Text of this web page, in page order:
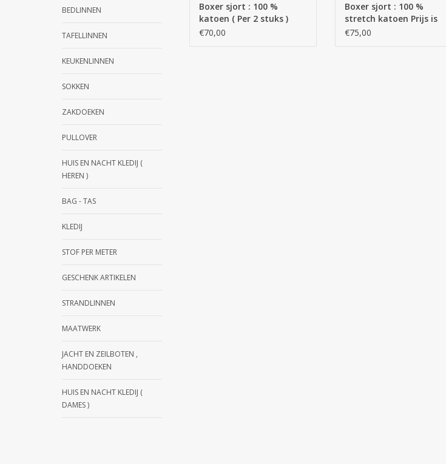
BEDLINNEN
TAFELLINNEN
KEUKENLINNEN
SOKKEN
ZAKDOEKEN
PULLOVER
HUIS EN NACHT KLEDIJ (
HEREN )
BAG - TAS
KLEDIJ
STOF PER METER
GESCHENK ARTIKELEN
STRANDLINNEN
MAATWERK
JACHT EN ZEILBOTEN ,
HANDDOEKEN
HUIS EN NACHT KLEDIJ (
DAMES )
Boxer sjort : 100 %
katoen ( Per 2 stuks )
€70,00
Boxer sjort : 100 %
stretch katoen Prijs is
per 2 stuks
€75,00